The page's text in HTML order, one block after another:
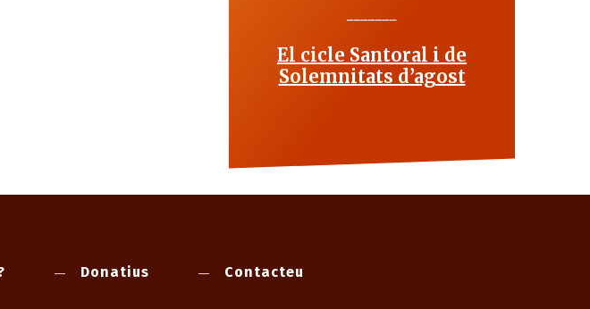
El cicle Santoral i de
Solemnitats d’agost
Donatius Contacteu